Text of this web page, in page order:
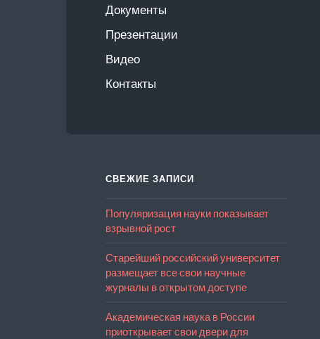
Документы
Презентации
Видео
Контакты
СВЕЖИЕ ЗАПИСИ
Популяризация науки показывает
взрывной рост
Старейший российский университет
размещает все свои научные
журналы в открытом доступе
Академическая наука в России
приоткрывает свои двери для